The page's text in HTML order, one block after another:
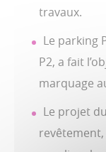
travaux.
Le parking
P2, a fait
marquage
Le projet